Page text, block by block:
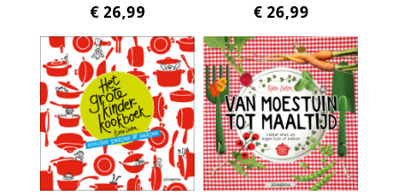
€ 26,99 € 26,99